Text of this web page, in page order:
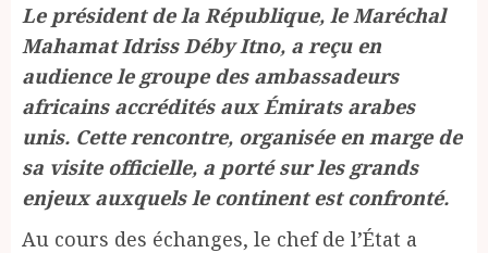
Le président de la République, le Maréchal
Mahamat Idriss Déby Itno, a reçu en
audience le groupe des ambassadeurs
africains accrédités aux Émirats arabes
unis. Cette rencontre, organisée en marge de
sa visite officielle, a porté sur les grands
enjeux auxquels le continent est confronté.
Au cours des échanges, le chef de l’État a